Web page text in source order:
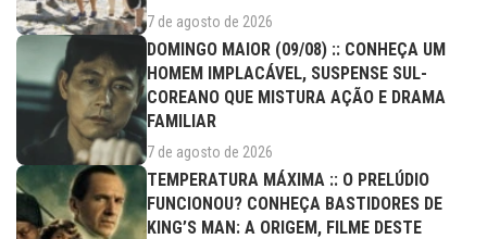
7 de agosto de 2026
DOMINGO MAIOR (09/08) :: CONHEÇA UM
HOMEM IMPLACÁVEL, SUSPENSE SUL-
COREANO QUE MISTURA AÇÃO E DRAMA
FAMILIAR
7 de agosto de 2026
TEMPERATURA MÁXIMA :: O PRELÚDIO
FUNCIONOU? CONHEÇA BASTIDORES DE
KING’S MAN: A ORIGEM, FILME DESTE